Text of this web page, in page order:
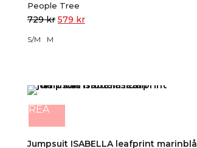
People Tree
729kr 579 kr
S/M M
REA
Jumpsuit ISABELLA leafprint marinblå